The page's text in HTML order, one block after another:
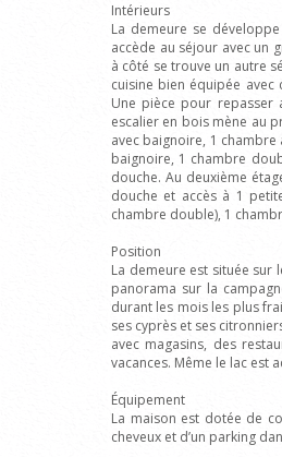
Intérieurs
La demeure se
accède au séjour avec un
à côté se trouve un autre
cuisine bien équipée
Une pièce pour repasser
escalier en bois mène au
avec baignoire, 1
baignoire, 1 chambre
douche. Au deuxième
douche et accès à 1
chambre double), 1
Position
La demeure est située sur
panorama sur la
durant les mois les plus
ses cyprès et ses
avec magasins, des
vacances. Même le lac est
Équipement
La maison est dotée de
cheveux et d’un parking